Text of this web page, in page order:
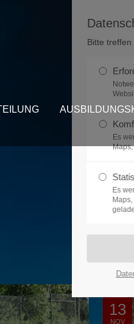
Der Eintrag
leider nicht.Bitte
Es
Es
13
NOV